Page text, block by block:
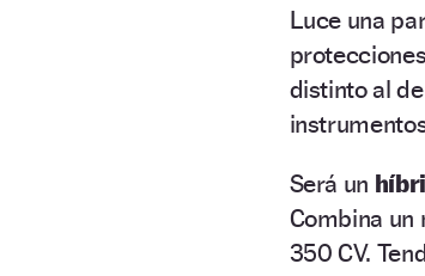
Luce una
distinto al
Será un
Combina un
350 CV.